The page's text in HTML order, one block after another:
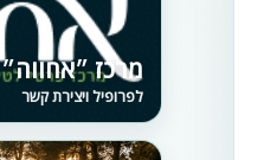
מרכז ״אחווה״
לפרופיל ויצירת קשר